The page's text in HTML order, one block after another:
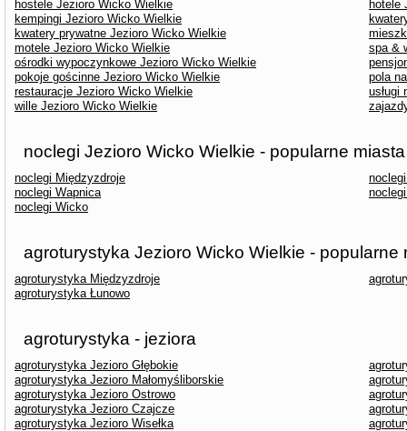
hostele Jezioro Wicko Wielkie
hotele
kempingi Jezioro Wicko Wielkie
kwatery prywatne Jezioro Wicko Wielkie
motele Jezioro Wicko Wielkie
spa &
ośrodki wypoczynkowe Jezioro Wicko Wielkie
pokoje gościnne Jezioro Wicko Wielkie
pola
restauracje Jezioro Wicko Wielkie
usługi
wille Jezioro Wicko Wielkie
noclegi Jezioro Wicko Wielkie - popularne miasta
noclegi Międzyzdroje
noclegi Wapnica
noclegi Wicko
agroturystyka Jezioro Wicko Wielkie - popularne
agroturystyka Międzyzdroje
agroturystyka Łunowo
agroturystyka - jeziora
agroturystyka Jezioro Głębokie
agroturystyka Jezioro Małomyśliborskie
agroturystyka Jezioro Ostrowo
agroturystyka Jezioro Czajcze
agroturystyka Jezioro Wisełka